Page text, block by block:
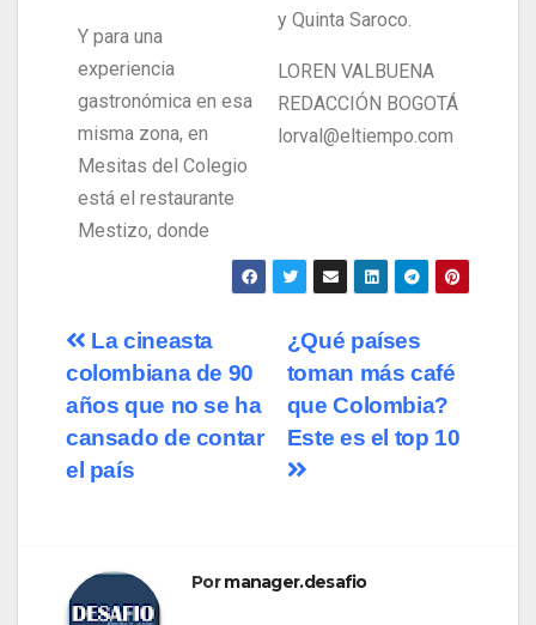
Y para una
experiencia
gastronómica en esa
misma zona, en
Mesitas del Colegio
está el restaurante
Mestizo, donde
y Quinta Saroco.
LOREN VALBUENA
REDACCIÓN BOGOTÁ
lorval@eltiempo.com
¿Qué países
toman más café
que Colombia?
Este es el top 10
La cineasta
colombiana de 90
años que no se ha
cansado de contar
el país
Pormanager.desafio